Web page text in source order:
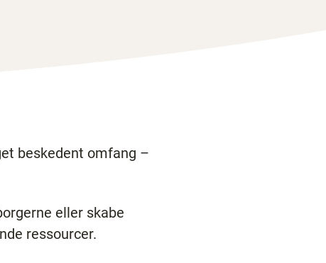
beskedent omfang –
eller skabe
ressourcer.